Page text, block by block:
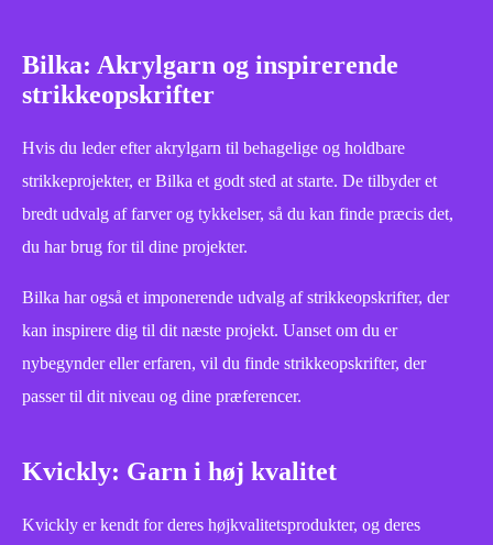
Bilka: Akrylgarn og inspirerende
strikkeopskrifter
Hvis du leder efter akrylgarn til behagelige og holdbare
strikkeprojekter, er Bilka et godt sted at starte. De tilbyder et
bredt udvalg af farver og tykkelser, så du kan finde præcis det,
du har brug for til dine projekter.
Bilka har også et imponerende udvalg af strikkeopskrifter, der
kan inspirere dig til dit næste projekt. Uanset om du er
nybegynder eller erfaren, vil du finde strikkeopskrifter, der
passer til dit niveau og dine præferencer.
Kvickly: Garn i høj kvalitet
Kvickly er kendt for deres højkvalitetsprodukter, og deres